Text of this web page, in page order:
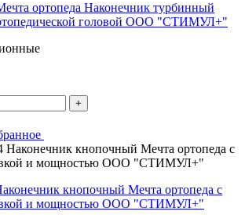
ортопеда Наконечник турбинный
головой ООО "СТИМУЛ+"
+
кнопочный Мечта ортопеда с
и мощностью ООО "СТИМУЛ+"